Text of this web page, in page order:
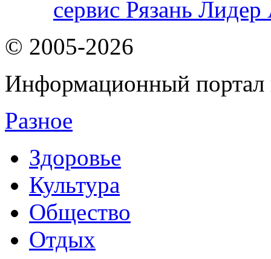
сервис Рязань Лидер
© 2005-2026
Информационный портал
Разное
Здоровье
Культура
Общество
Отдых